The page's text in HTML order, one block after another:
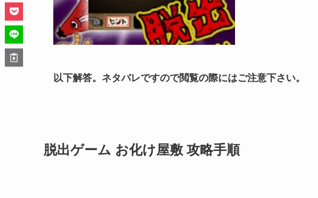
以下解答。ネタバレですので閲覧の際にはご注意下さい。
脱出ゲーム お化け屋敷 攻略手順